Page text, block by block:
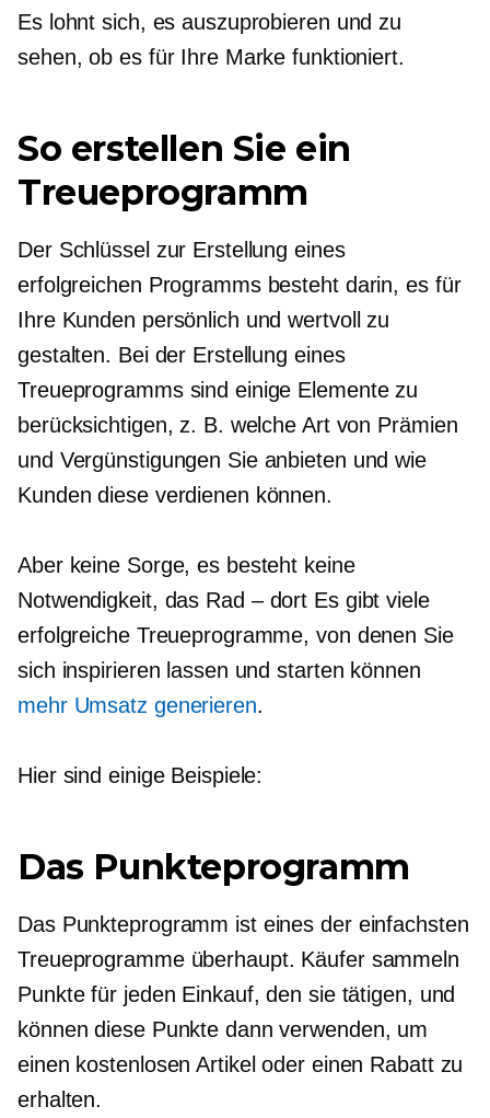
Es lohnt sich, es auszuprobieren und zu
sehen, ob es für Ihre Marke funktioniert.
So erstellen Sie ein
Treueprogramm
Der Schlüssel zur Erstellung eines
erfolgreichen Programms besteht darin, es für
Ihre Kunden persönlich und wertvoll zu
gestalten. Bei der Erstellung eines
Treueprogramms sind einige Elemente zu
berücksichtigen, z. B. welche Art von Prämien
und Vergünstigungen Sie anbieten und wie
Kunden diese verdienen können.
Aber keine Sorge, es besteht keine
Notwendigkeit, das Rad – dort Es gibt viele
erfolgreiche Treueprogramme, von denen Sie
sich inspirieren lassen und starten können
mehr Umsatz generieren.
Hier sind einige Beispiele:
Das Punkteprogramm
Das Punkteprogramm ist eines der einfachsten
Treueprogramme überhaupt. Käufer sammeln
Punkte für jeden Einkauf, den sie tätigen, und
können diese Punkte dann verwenden, um
einen kostenlosen Artikel oder einen Rabatt zu
erhalten.